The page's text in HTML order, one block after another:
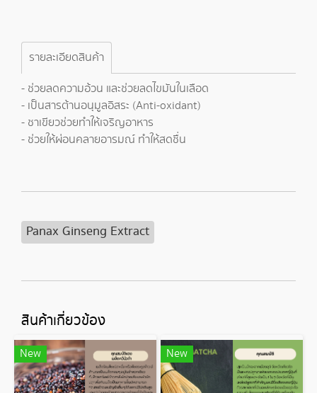
รายละเอียดสินค้า
- ช่วยลดความอ้วน และช่วยลดไขมันในเลือด
- เป็นสารต้านอนุมูลอิสระ (Anti-oxidant)
- ชาเขียวช่วยทำให้เจริญอาหาร
- ช่วยให้ผ่อนคลายอารมณ์ ทำให้สดชื่น
Panax Ginseng Extract
สินค้าเกี่ยวข้อง
New New